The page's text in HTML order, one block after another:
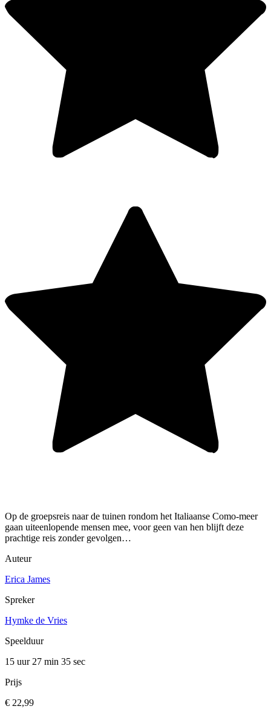
Op de groepsreis naar de tuinen rondom het Italiaanse Como-meer
gaan uiteenlopende mensen mee, voor geen van hen blijft deze
prachtige reis zonder gevolgen…
Auteur
Erica James
Spreker
Hymke de Vries
Speelduur
15 uur 27 min 35 sec
Prijs
€ 22,99